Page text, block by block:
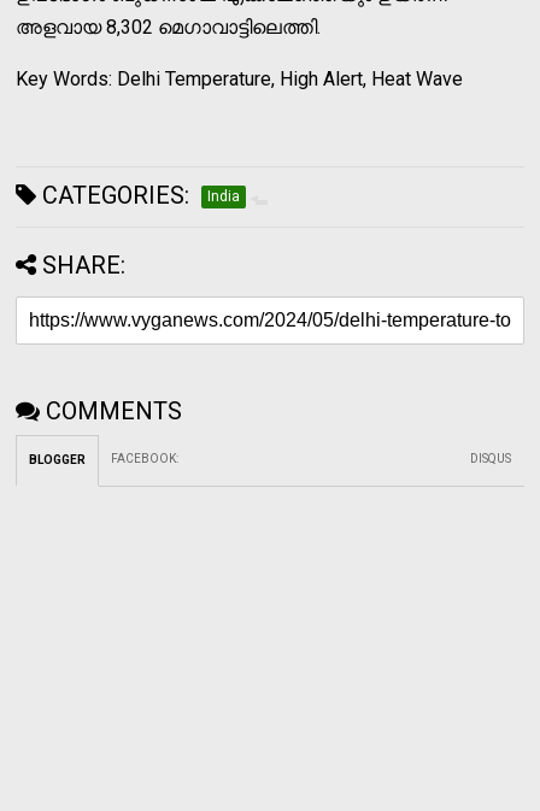
അളവായ 8,302 മെഗാവാട്ടിലെത്തി.
Key Words: Delhi Temperature, High Alert, Heat Wave
CATEGORIES: India
SHARE:
COMMENTS
BLOGGER FACEBOOK: DISQUS